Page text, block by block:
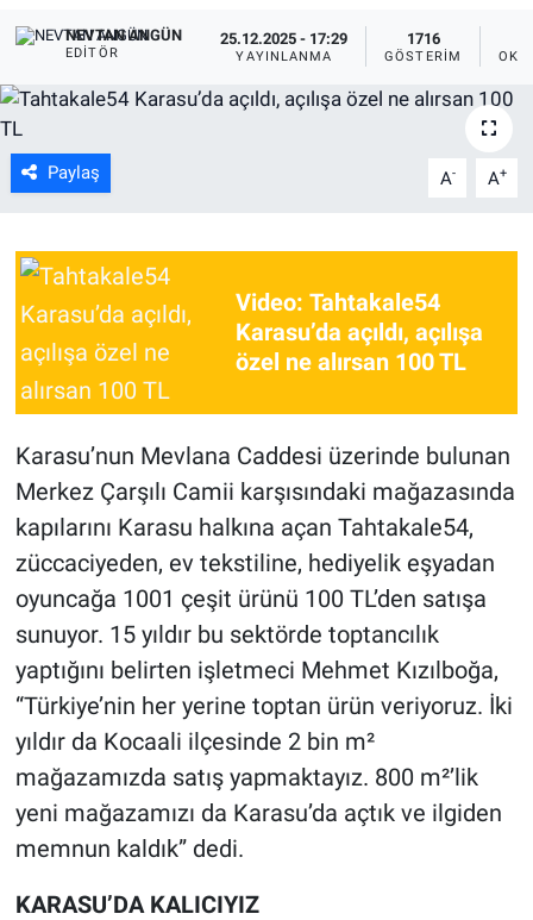
NEVTAN ANGÜN
EDITÖR
25.12.2025 - 17:29
YAYINLANMA
1716
GÖSTERIM
Paylaş A- A+
Video: Tahtakale54
Karasu’da açıldı, açılışa
özel ne alırsan 100 TL
Karasu’nun Mevlana Caddesi üzerinde bulunan
Merkez Çarşılı Camii karşısındaki mağazasında
kapılarını Karasu halkına açan Tahtakale54,
züccaciyeden, ev tekstiline, hediyelik eşyadan
oyuncağa 1001 çeşit ürünü 100 TL’den satışa
sunuyor. 15 yıldır bu sektörde toptancılık
yaptığını belirten işletmeci Mehmet Kızılboğa,
“Türkiye’nin her yerine toptan ürün veriyoruz. İki
yıldır da Kocaali ilçesinde 2 bin m²
mağazamızda satış yapmaktayız. 800 m²’lik
yeni mağazamızı da Karasu’da açtık ve ilgiden
memnun kaldık” dedi.
KARASU’DA KALICIYIZ